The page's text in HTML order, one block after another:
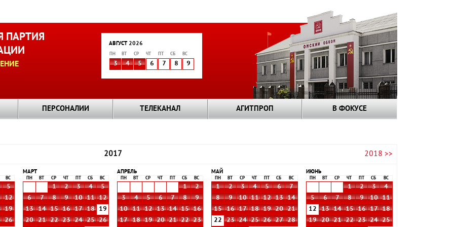
ПАРТИЯ
АВГУСТ 2026
ПН ВТ СР ЧТ СБ ВС
3 4 5 6 7 8 9
ПЕРСОНАЛИИ ТЕЛЕКАНАЛ АГИТПРОП В ФОКУСЕ
2017 2018 >>
ВС
5
12
19
26
МАРТ
ПН ВТ СР ЧТ СБ ВС
1 2 3 4
5
6
7 8 9 10 11
12
13
14 15 16 17 18
19
20
21 22 23 24 25
26
АПРЕЛЬ
ПН ВТ СР ЧТ СБ ВС
1
2
3
4 5 6 7 8
9
10
11 12 13 14 15
16
17
18 19 20 21 22
23
МАЙ
ПН ВТ СР ЧТ СБ ВС
1 2 3 4 5 6
7
8
9 10 11 12 13
14
15
16 17 18 19 20
21
22
23 24 25 26 27
28
ИЮНЬ
ПН ВТ СР ЧТ СБ ВС
1 2 3
4
5
6 7 8 9 10
11
12
13 14 15 16 17
18
19
20 21 22 23 24
25